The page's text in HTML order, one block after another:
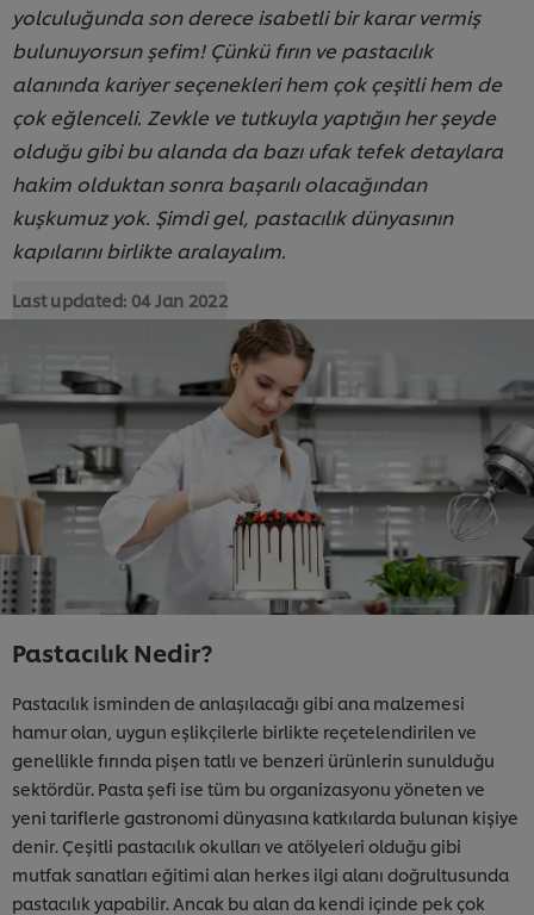
yolculuğunda son derece isabetli bir karar vermiş
bulunuyorsun şefim! Çünkü fırın ve pastacılık
alanında kariyer seçenekleri hem çok çeşitli hem de
çok eğlenceli. Zevkle ve tutkuyla yaptığın her şeyde
olduğu gibi bu alanda da bazı ufak tefek detaylara
hakim olduktan sonra başarılı olacağından
kuşkumuz yok. Şimdi gel, pastacılık dünyasının
kapılarını birlikte aralayalım.
Last updated: 04 Jan 2022
Pastacılık Nedir?
Pastacılık isminden de anlaşılacağı gibi ana malzemesi
hamur olan, uygun eşlikçilerle birlikte reçetelendirilen ve
genellikle fırında pişen tatlı ve benzeri ürünlerin sunulduğu
sektördür. Pasta şefi ise tüm bu organizasyonu yöneten ve
yeni tariflerle gastronomi dünyasına katkılarda bulunan kişiye
denir. Çeşitli pastacılık okulları ve atölyeleri olduğu gibi
mutfak sanatları eğitimi alan herkes ilgi alanı doğrultusunda
pastacılık yapabilir. Ancak bu alan da kendi içinde pek çok